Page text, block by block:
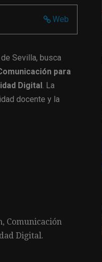
Web
Sevilla, busca
para
Digital . La
docente y la
Comunicación
Digital.